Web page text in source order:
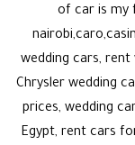
of car is my
wedding cars, rent
Chrysler wedding
prices, wedding
Egypt, rent cars